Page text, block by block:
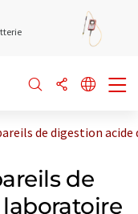
de digestion
de